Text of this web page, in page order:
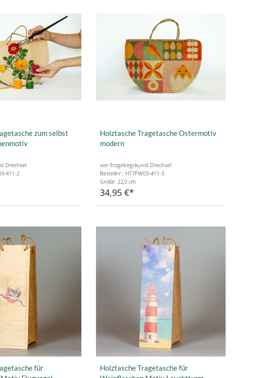
zum selbst
Drechsel
411-2
Holztasche Tragetasche Ostermotiv
modern
von Erzgebirgskunst Drechsel
Bestellnr.: HT7FW03-411-3
Größe: 22,0 cm
34,95 €
für
Holztasche Tragetasche für